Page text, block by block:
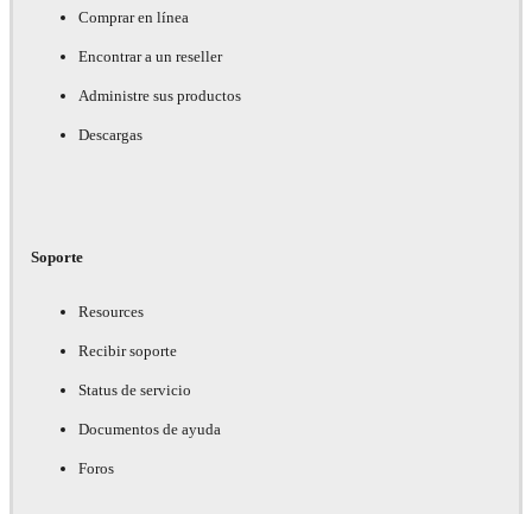
Comprar en línea
Encontrar a un reseller
Administre sus productos
Descargas
Soporte
Resources
Recibir soporte
Status de servicio
Documentos de ayuda
Foros